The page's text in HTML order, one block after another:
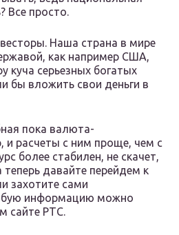
Все просто.
Наша страна в мире
как например США,
куча серьезных богатых
бы вложить свои деньги в
пока валюта-
и расчеты с ним проще, чем с
более стабилен, не скачет,
теперь давайте перейдем к
захотите сами
информацию можно
сайте РТС.